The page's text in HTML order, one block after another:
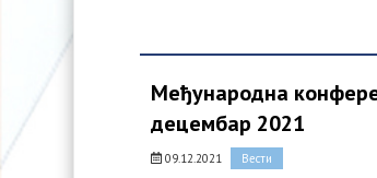
Међународна
децембар 2021
09.12.2021
Вести